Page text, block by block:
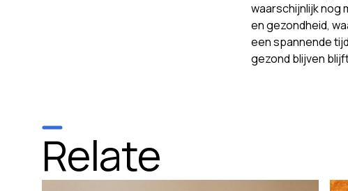
waarschijnlijk nog
en gezondheid,
een spannende
gezond blijven
Relate